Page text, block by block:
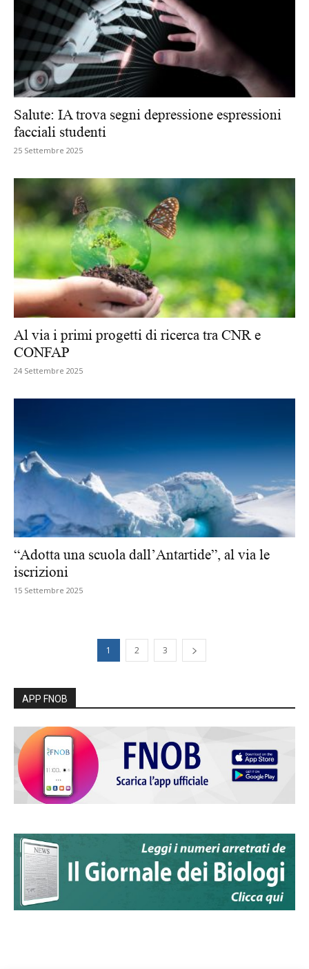
Salute: IA trova segni depressione espressioni
facciali studenti
25 Settembre 2025
Al via i primi progetti di ricerca tra CNR e
CONFAP
24 Settembre 2025
“Adotta una scuola dall’Antartide”, al via le
iscrizioni
15 Settembre 2025
1 2 3
APP FNOB